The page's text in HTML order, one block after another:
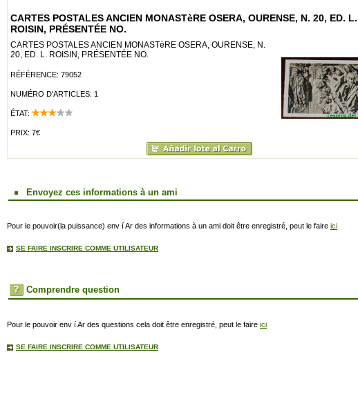
CARTES POSTALES ANCIEN MONASTèRE OSERA, OURENSE, N. 20, ED. L.
ROISIN, PRÉSENTÉE NO.
CARTES POSTALES ANCIEN MONASTèRE OSERA, OURENSE, N.
20, ED. L. ROISIN, PRÉSENTÉE NO.
RÉFÉRENCE: 79052
NUMÉRO D'ARTICLES: 1
ÉTAT:
PRIX: 7€
Envoyez ces informations à un ami
Pour le pouvoir(la puissance) env í Ar des informations à un ami doit être enregistré, peut le faire ici
SE FAIRE INSCRIRE COMME UTILISATEUR
Comprendre question
Pour le pouvoir env í Ar des questions cela doit être enregistré, peut le faire ici
SE FAIRE INSCRIRE COMME UTILISATEUR